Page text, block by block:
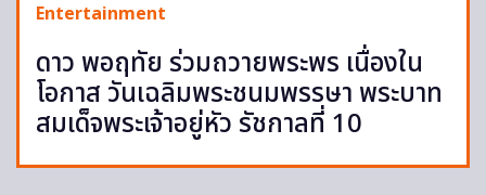
Entertainment
ดาว พอฤทัย ร่วมถวายพระพร เนื่องใน
โอกาส วันเฉลิมพระชนมพรรษา พระบาท
สมเด็จพระเจ้าอยู่หัว รัชกาลที่ 10